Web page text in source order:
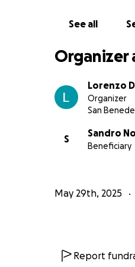
• Assistenza
• Farmaci non
3. Adattamenti
• Interventi
• Auto adattata e
See all
Organizer
Lorenzo
Organizer
San
S
Sandro
Beneficiary
May 29th, 2025
Report